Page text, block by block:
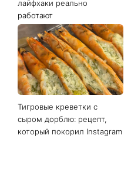
Последние новости